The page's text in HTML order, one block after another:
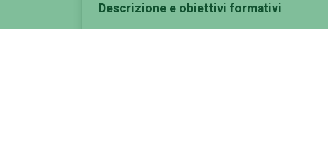
Descrizione e obiettivi formativi